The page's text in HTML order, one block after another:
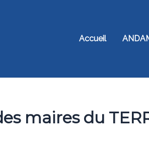
Accueil
maires du